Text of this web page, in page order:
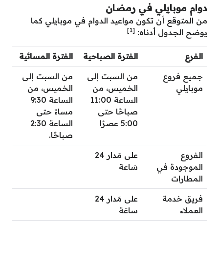
دوام موبايلي في رمضان
من المتوقع أن تكون مواعيد الدوام في موبايلي كما
يوضح الجدول أدناه: [1]
الفرع الفترة الصباحية الفترة المسائية
جميع فروع
موبايلي
من السبت إلى
الخميس، من
الساعة 11:00
صباحًا حتى
5:00 عصرًا
من السبت إلى
الخميس، من
الساعة 9:30
مساءً حتى
الساعة 2:30
صباحًا.
الفروع
الموجودة في
المطارات
على مَدار 24
سَاعة
فريق خدمة
العملاء
على مَدار 24
ساعَة